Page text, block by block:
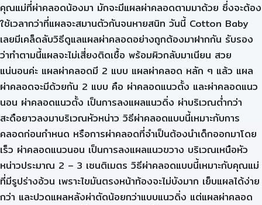
คุณแม่ที่ผ่าคลอดน้องมา มักจะมีแผลผ่าคลอดตามมาด้วย ซึ่งจะต้อง
ใช้เวลากว่าที่แผลจะสมานตัวกันจนหายสนิท วันนี้ Cotton Baby
เลยมีเคล็ดลับวิธีดูแลแผลผ่าคลอดอย่างถูกต้องมาฝากกัน รับรอง
ว่าทำตามนี้แผลจะไม่เสี่ยงติดเชื้อ พร้อมผิวกลับมาเนียน สวย
แน่นอนค่ะ แผลผ่าคลอดมี 2 แบบ แผลผ่าคลอด หลัก ๆ แล้ว แผล
ผ่าคลอดจะมีด้วยกัน 2 แบบ คือ ผ่าคลอดแนวตั้ง และผ่าคลอดแนว
นอน ผ่าคลอดแนวตั้ง เป็นการลงแผลแนวดิ่ง ผ่าบริเวณต่ำกว่า
สะดือยาวลงมาบริเวณหัวหน่าว วิธีผ่าคลอดแบบนี้เหมาะกับการ
คลอดก่อนกำหนด หรือการผ่าคลอดที่จำเป็นต้องนำเด็กออกมาโดย
เร็ว ผ่าคลอดแนวนอน เป็นการลงแผลแนวขวาง บริเวณเหนือหัว
หน่าวประมาณ 2 – 3 เซนติเมตร วิธีผ่าคลอดแบบนี้เหมาะกับคุณแม่
ที่มีรูปร่างอ้วน เพราะไขมันตรงหน้าท้องจะไม่บังมาก เย็บแผลได้ง่าย
กว่า และปวดแผลหลังผ่าตัดน้อยกว่าแบบแนวดิ่ง แต่แผลผ่าคลอด